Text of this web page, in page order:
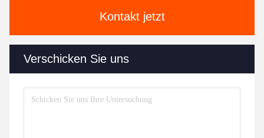
Kontakt jetzt
Verschicken Sie uns